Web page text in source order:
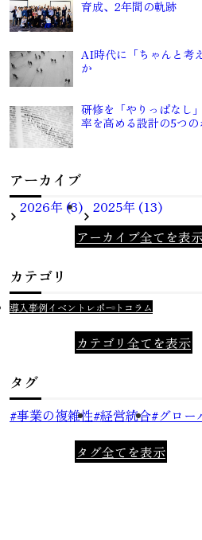
育成、2年間の軌跡
AI時代に「ちゃんと考
か
研修を「やりっぱなし
率を高める設計の5つの
アーカイブ
2026年 (3) 2025年 (13)
アーカイブ全てを表
カテゴリ
導入事例イベントレポート コラム
カテゴリ全てを表示
タグ
事業の複雑性 経営統合 グロー
タグ全てを表示